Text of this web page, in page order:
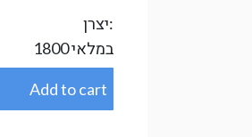
יצרן:
1800במלאי